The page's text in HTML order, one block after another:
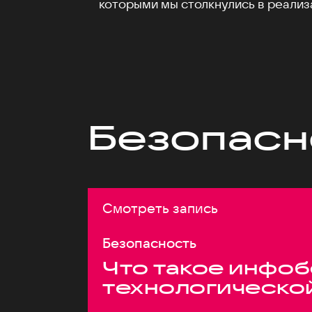
которыми мы столкнулись в
Смотреть запись
Безопасность
Что такое